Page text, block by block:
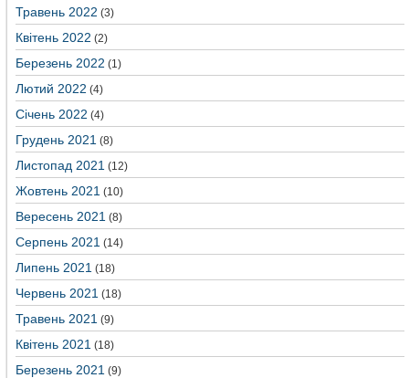
Травень 2022 (3)
Квітень 2022 (2)
Березень 2022 (1)
Лютий 2022 (4)
Січень 2022 (4)
Грудень 2021 (8)
Листопад 2021 (12)
Жовтень 2021 (10)
Вересень 2021 (8)
Серпень 2021 (14)
Липень 2021 (18)
Червень 2021 (18)
Травень 2021 (9)
Квітень 2021 (18)
Березень 2021 (9)